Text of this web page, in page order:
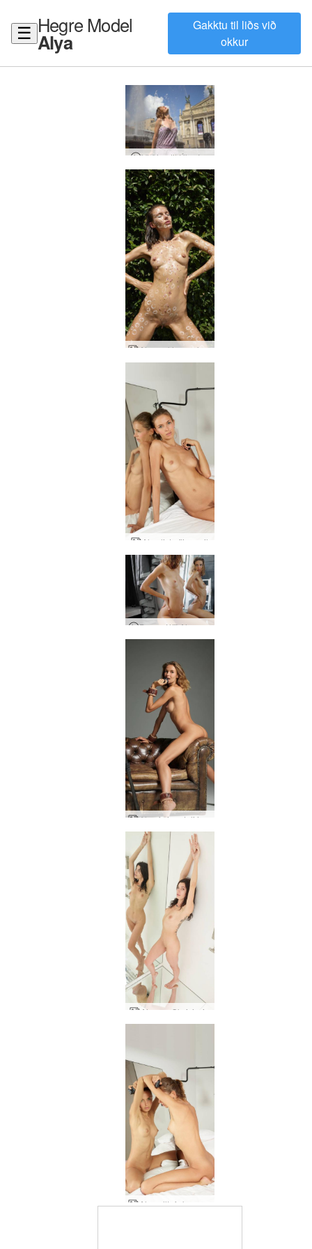
☰ Hegre Model
Alya
Gakktu til liðs við
okkur
Virðing til Úkraínu
Alya nakin og skapandi
Alya list eftir engil
Dagur í lífi Alya - Útbreidd útgáfa
Alya fyrirsætuljósmyndari
Alya og Oksi ágrip
Alya alltaf skapandi